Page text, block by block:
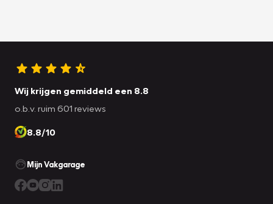
Wij krijgen gemiddeld een 8.8
o.b.v. ruim 601 reviews
8.8/10
Mijn Vakgarage